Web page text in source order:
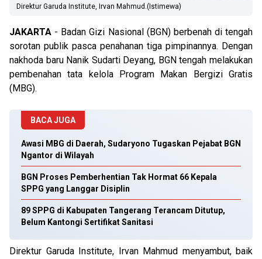
Direktur Garuda Institute, Irvan Mahmud.(Istimewa)
JAKARTA - Badan Gizi Nasional (BGN) berbenah di tengah
sorotan publik pasca penahanan tiga pimpinannya. Dengan
nakhoda baru Nanik Sudarti Deyang, BGN tengah melakukan
pembenahan tata kelola Program Makan Bergizi Gratis
(MBG).
BACA JUGA
Awasi MBG di Daerah, Sudaryono Tugaskan Pejabat BGN
Ngantor di Wilayah
BGN Proses Pemberhentian Tak Hormat 66 Kepala
SPPG yang Langgar Disiplin
89 SPPG di Kabupaten Tangerang Terancam Ditutup,
Belum Kantongi Sertifikat Sanitasi
Direktur Garuda Institute, Irvan Mahmud menyambut, baik